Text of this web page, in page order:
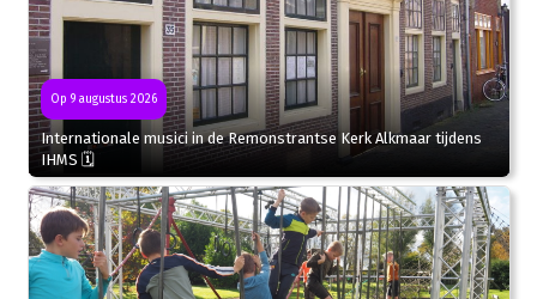
Op 9 augustus 2026
Internationale musici in de Remonstrantse Kerk Alkmaar tijdens
IHMS 🗓